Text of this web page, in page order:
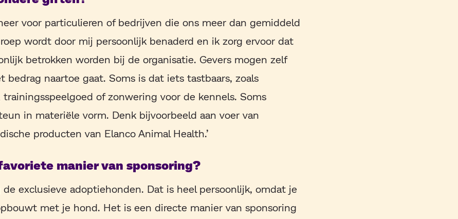
voor particulieren of bedrijven die ons meer dan gemiddeld
wordt door mij persoonlijk benaderd en ik zorg ervoor dat
betrokken worden bij de organisatie. Gevers mogen zelf
bedrag naartoe gaat. Soms is dat iets tastbaars, zoals
of zonwering voor de kennels. Soms
in materiële vorm. Denk bijvoorbeeld aan voer van
producten van Elanco Animal Health.’
manier van sponsoring?
exclusieve adoptiehonden. Dat is heel persoonlijk, omdat je
met je hond. Het is een directe manier van sponsoring